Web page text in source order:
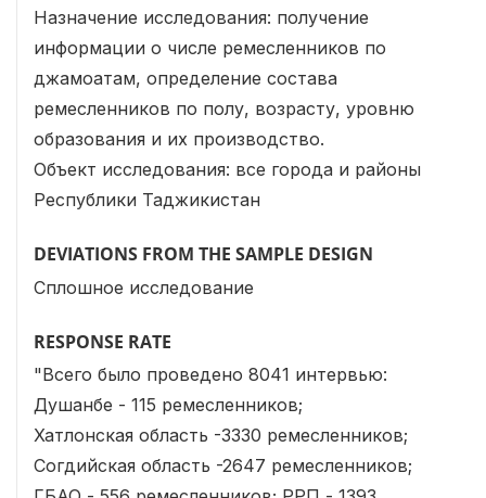
Назначение исследования: получение
информации о числе ремесленников по
джамоатам, определение состава
ремесленников по полу, возрасту, уровню
образования и их производство.
Объект исследования: все города и районы
Республики Таджикистан
DEVIATIONS FROM THE SAMPLE DESIGN
Сплошное исследование
RESPONSE RATE
"Всего было проведено 8041 интервью:
Душанбе - 115 ремесленников;
Хатлонская область -3330 ремесленников;
Согдийская область -2647 ремесленников;